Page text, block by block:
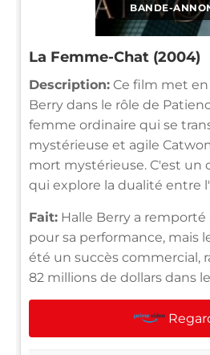
BANDE-
La Femme-Chat (2004)
Description: Ce film met
Berry dans le rôle de
femme ordinaire qui se
mystérieuse et agile
mort mystérieuse. C'est un
qui explore la dualité entre
Fait: Halle Berry a remporté
pour sa performance, mais
été un succès commercial,
82 millions de dollars dans